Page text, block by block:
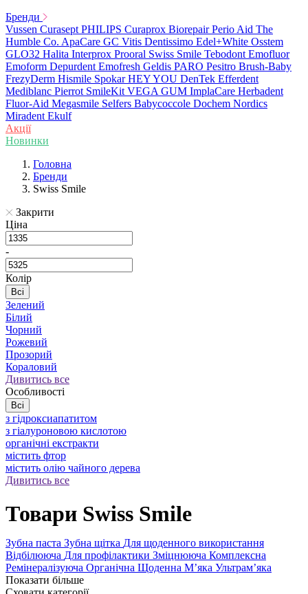
Бренди
Vussen Curasept PHILIPS Curaprox Biorepair Perio Aid The
Humble Co. ApaCare GC Vitis Dentissimo Edel+White Osstem
GLO32 Halita Interprox Prooral Swiss Smile Tebodont Emofluor
Emoform Depurdent Emofresh Geldis PARO Pesitro Brush-Baby
FrezyDerm Hismile Spokar HEY YOU DenTek Efferdent
Mediblanc Pierrot SmileKit VEGA GUM ImplaCare Herbadent
Fluor-Aid Megasmile Selfers Babycoccole Dochem Nordics
Miradent Ekulf
Акції
Новинки
Головна
Бренди
Swiss Smile
Закрити
Ціна
-
Колір
Всі
Зелений
Білий
Чорний
Рожевий
Прозорий
Кораловий
Дивитись все
Особливості
Всі
з гідроксиапатитом
з гіалуроновою кислотою
органічні екстракти
містить фтор
містить олію чайного дерева
Дивитись все
Товари Swiss Smile
Зубна паста Зубна щітка Для щоденного використання
Відбілююча Для профілактики Зміцнююча Комплексна
Ремінералізуюча Органічна Щоденна Мʼяка Ультрамʼяка
Показати більше